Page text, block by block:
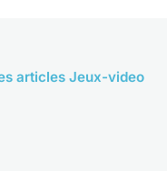
articles Jeux-video